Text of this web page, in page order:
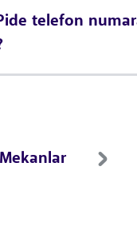
telefon
Mekanlar